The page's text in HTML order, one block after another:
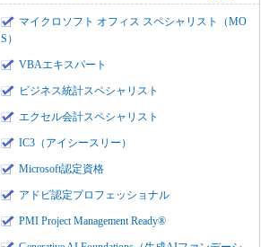
マイクロソフト オフィス スペシャリスト（MO
S）
VBAエキスパート
ビジネス統計スペシャリスト
エクセル会計スペシャリスト
IC3（アイシースリー）
Microsoft認定資格
アドビ認定プロフェッショナル
PMI Project Management Ready®